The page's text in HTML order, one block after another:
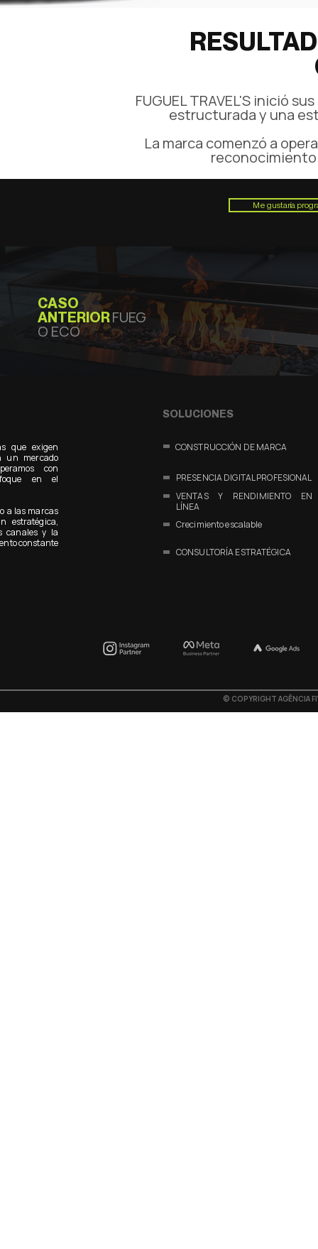
FUGUEL TRAVEL'S inició
estructurada y una
La marca comenzó a
Me gustaría
CASO
ANTERIORFUEG
O ECO
que exigen
un mercado
con
en el
a las marcas
estratégica,
canales y la
constante
SOLUCIONES
CONSTRUCCIÓN DE MARCA
PRESENCIA DIGITAL PROFESIONAL
VENTAS Y RENDIMIENTO EN
LÍNEA
Crecimiento escalable
CONSULTORÍA ESTRATÉGICA
© COPYRIGHT AGÊNCIA